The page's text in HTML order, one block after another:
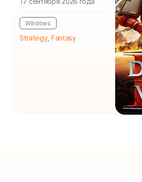
Windows
Strategy, Fantasy